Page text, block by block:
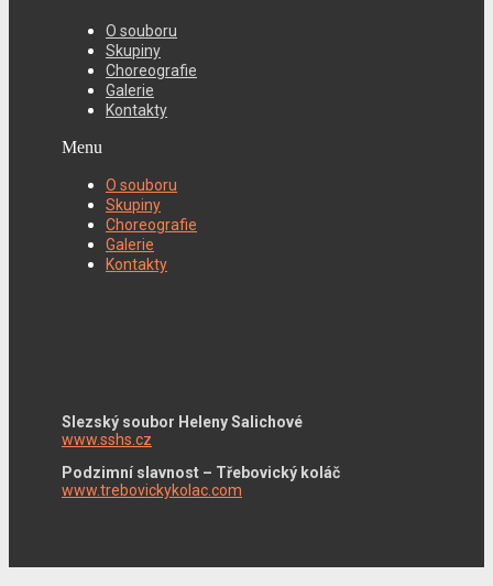
O souboru
Skupiny
Choreografie
Galerie
Kontakty
Menu
O souboru
Skupiny
Choreografie
Galerie
Kontakty
Slezský soubor Heleny Salichové
www.sshs.cz
Podzimní slavnost – Třebovický koláč
www.trebovickykolac.com